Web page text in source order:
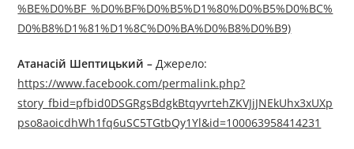
%BE%D0%BF_%D0%BF%D0%B5%D1%80%D0%B5%D0%BC%
D0%B8%D1%81%D1%8C%D0%BA%D0%B8%D0%B9)
Атанасій Шептицький –Джерелo:
https://www.facebook.com/permalink.php?
story_fbid=pfbid0DSGRgsBdgkBtqyvrtehZKVJjJNEkUhx3xUXp
pso8aoicdhWh1fq6uSC5TGtbQy1Yl&id=100063958414231